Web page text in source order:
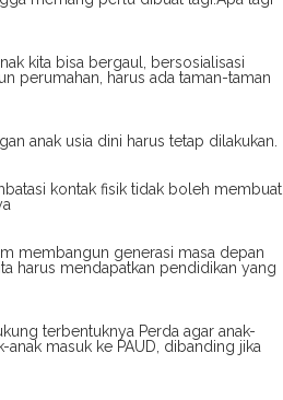
kita bisa bergaul, bersosialisasi
perumahan, harus ada taman-taman
anak usia dini harus tetap dilakukan.
kontak fisik tidak boleh membuat
membangun generasi masa depan
harus mendapatkan pendidikan yang
terbentuknya Perda agar anak-
masuk ke PAUD, dibanding jika